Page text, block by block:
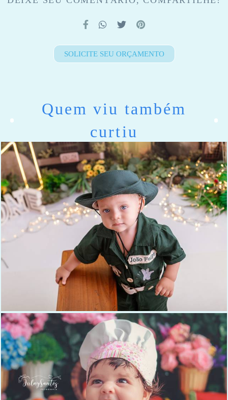
SOLICITE SEU ORÇAMENTO
Quem viu também
curtiu
311